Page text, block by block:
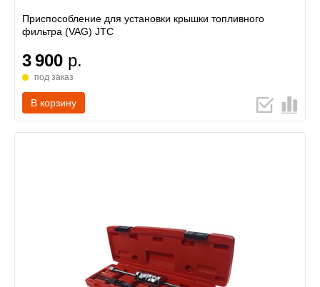
Приспособление для установки крышки топливного
фильтра (VAG) JTC
3 900 р.
под заказ
В корзину